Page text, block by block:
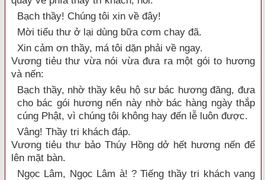
Bạch thầy! Chúng tôi xin về đây!
Mời tiểu thư ở lại dùng bữa cơm chay đã.
Xin cảm ơn thầy, má tôi dặn phải về ngay.
Vương tiẻu thư vừa nói vừa đưa ra một gói to hương
và nến:
Bạch thầy, nhờ thầy kêu hộ sư bác hương đăng, đưa
cho bác gói hương nến này nhờ bác hàng ngày thắp
cúng Phật, vì chúng tôi không hay đến lễ luôn được.
Vâng! Thầy tri khách đáp.
Vương tiẻu thư bảo Thúy Hồng dở hết hương nến để
lên mặt bàn.
Ngọc Lâm, Ngọc Lâm à! ? Tiếng thầy tri khách vang